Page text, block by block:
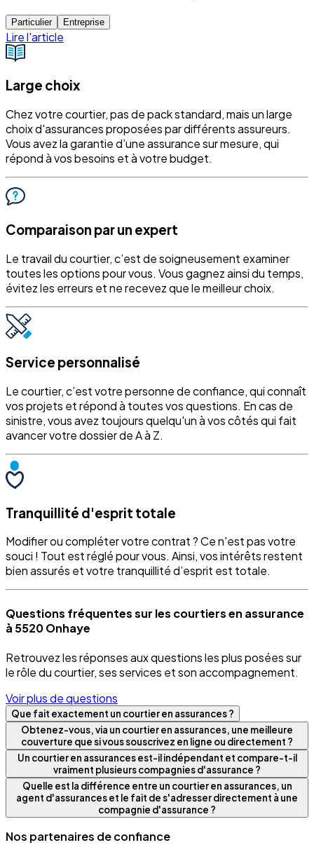
Particulier Entreprise
Lire l'article
Large choix
Chez votre courtier, pas de pack standard, mais un large
choix d'assurances proposées par différents assureurs.
Vous avez la garantie d’une assurance sur mesure, qui
répond à vos besoins et à votre budget.
Comparaison par un expert
Le travail du courtier, c’est de soigneusement examiner
toutes les options pour vous. Vous gagnez ainsi du temps,
évitez les erreurs et ne recevez que le meilleur choix.
Service personnalisé
Le courtier, c’est votre personne de confiance, qui connaît
vos projets et répond à toutes vos questions. En cas de
sinistre, vous avez toujours quelqu'un à vos côtés qui fait
avancer votre dossier de A à Z.
Tranquillité d'esprit totale
Modifier ou compléter votre contrat ? Ce n'est pas votre
souci ! Tout est réglé pour vous. Ainsi, vos intérêts restent
bien assurés et votre tranquillité d’esprit est totale.
Questions fréquentes sur les courtiers en assurance
à 5520 Onhaye
Retrouvez les réponses aux questions les plus posées sur
le rôle du courtier, ses services et son accompagnement.
Voir plus de questions
Que fait exactement un courtier en assurances ?
Obtenez-vous, via un courtier en assurances, une meilleure
couverture que si vous souscrivez en ligne ou directement ?
Un courtier en assurances est-il indépendant et compare-t-il
vraiment plusieurs compagnies d'assurance ?
Quelle est la différence entre un courtier en assurances, un
agent d'assurances et le fait de s'adresser directement à une
compagnie d'assurance ?
Nos partenaires de confiance